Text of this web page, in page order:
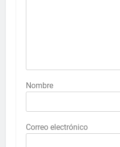
Nombre
Correo electrónico